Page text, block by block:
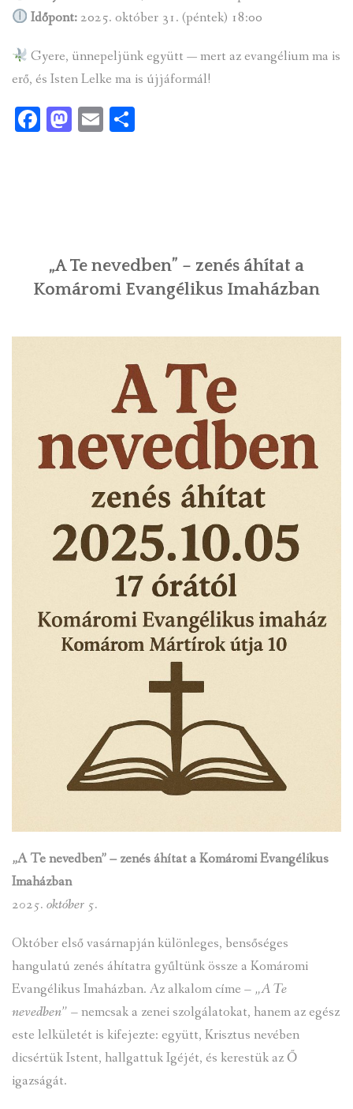
Időpont: 2025. október 31. (péntek) 18:00
Gyere, ünnepeljünk együtt — mert az evangélium ma is
erő, és Isten Lelke ma is újjáformál!
Facebook
Mastodon
Email
„A Te nevedben” – zenés áhítat a
Komáromi Evangélikus Imaházban
„A Te nevedben” – zenés áhítat a Komáromi Evangélikus
Imaházban
2025. október 5.
Október első vasárnapján különleges, bensőséges
hangulatú zenés áhítatra gyűltünk össze a Komáromi
Evangélikus Imaházban. Az alkalom címe – „A Te
nevedben” – nemcsak a zenei szolgálatokat, hanem az egész
este lelkületét is kifejezte: együtt, Krisztus nevében
dicsértük Istent, hallgattuk Igéjét, és kerestük az Ő
igazságát.